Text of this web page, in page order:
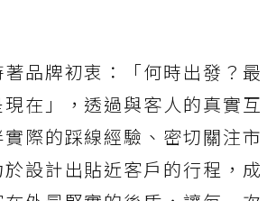
品牌初衷：「何時出發？最
在」，透過與客人的真實互
際的踩線經驗、密切關注市
設計出貼近客戶的行程，成